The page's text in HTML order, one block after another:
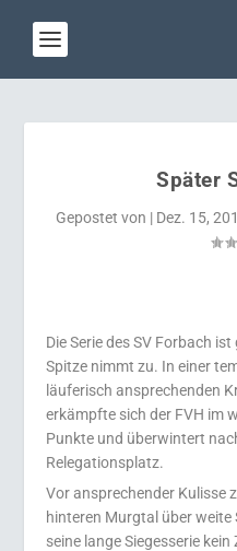
Später
Gepostet von | Dez. 15,
Die Serie des SV Forbach
Spitze nimmt zu. In einer
läuferisch ansprechenden
erkämpfte sich der FVH im
Punkte und überwintert
Relegationsplatz.
Vor ansprechender Kulisse
hinteren Murgtal über weite
seine lange Siegesserie